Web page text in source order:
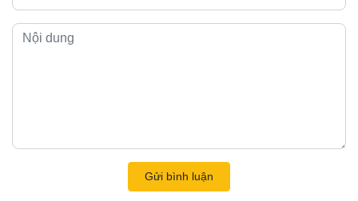
Gửi bình luận